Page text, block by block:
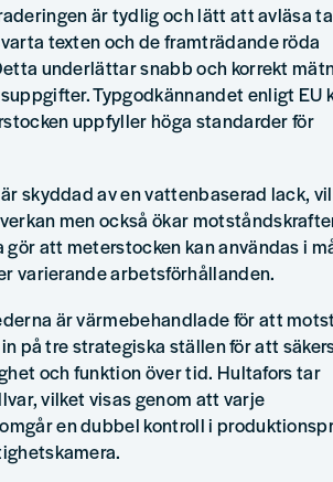
är tydlig och lätt att avläsa
texten och de framträdande röda
underlättar snabb och korrekt
Typgodkännandet enligt EU
uppfyller höga standarder för
skyddad av en vattenbaserad lack,
men också ökar
att meterstocken kan användas i
varierande arbetsförhållanden.
är värmebehandlade för att
på tre strategiska ställen för att
och funktion över tid. Hultafors tar
vilket visas genom att varje
en dubbel kontroll i